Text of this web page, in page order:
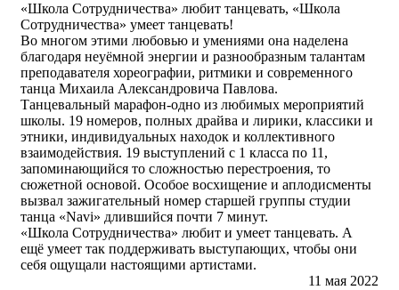
«Школа Сотрудничества» любит танцевать, «Школа
Сотрудничества» умеет танцевать!
Во многом этими любовью и умениями она наделена
благодаря неуёмной энергии и разнообразным талантам
преподавателя хореографии, ритмики и современного
танца Михаила Александровича Павлова.
Танцевальный марафон-одно из любимых мероприятий
школы. 19 номеров, полных драйва и лирики, классики и
этники, индивидуальных находок и коллективного
взаимодействия. 19 выступлений с 1 класса по 11,
запоминающийся то сложностью перестроения, то
сюжетной основой. Особое восхищение и аплодисменты
вызвал зажигательный номер старшей группы студии
танца «Navi» длившийся почти 7 минут.
«Школа Сотрудничества» любит и умеет танцевать. А
ещё умеет так поддерживать выступающих, чтобы они
себя ощущали настоящими артистами.
11 мая 2022